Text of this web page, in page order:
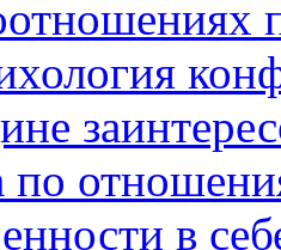
по
в